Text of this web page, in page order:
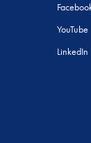
YouTube
LinkedIn